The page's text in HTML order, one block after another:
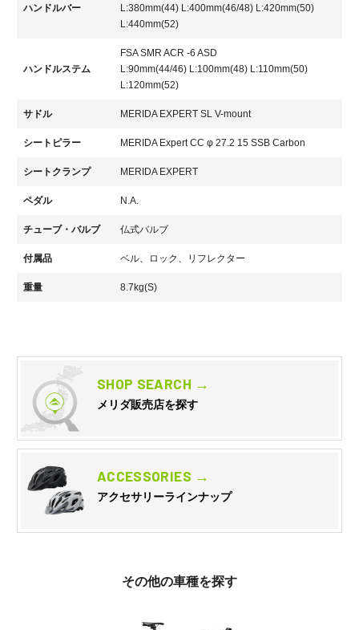
ハンドルバー
L:380mm(44) L:400mm(46/48) L:420mm(50)
L:440mm(52)
ハンドルステム
FSA SMR ACR -6 ASD
L:90mm(44/46) L:100mm(48) L:110mm(50)
L:120mm(52)
サドル MERIDA EXPERT SL V-mount
シートピラー MERIDA Expert CC φ 27.2 15 SSB Carbon
シートクランプ MERIDA EXPERT
ペダル N.A.
チューブ・バルブ 仏式バルブ
付属品 ベル、ロック、リフレクター
重量 8.7kg(S)
SHOP SEARCH →
メリダ販売店を探す
ACCESSORIES →
アクセサリーラインナップ
その他の車種を探す